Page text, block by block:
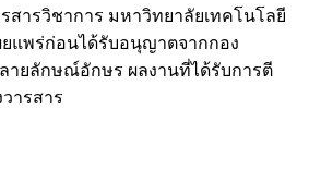
สารวิชาการ มหาวิทยาลัยเทคโนโลยี
ยแพร่ก่อนได้รับอนุญาตจากกอง
ายลักษณ์อักษร ผลงานที่ได้รับการตี
ารสาร